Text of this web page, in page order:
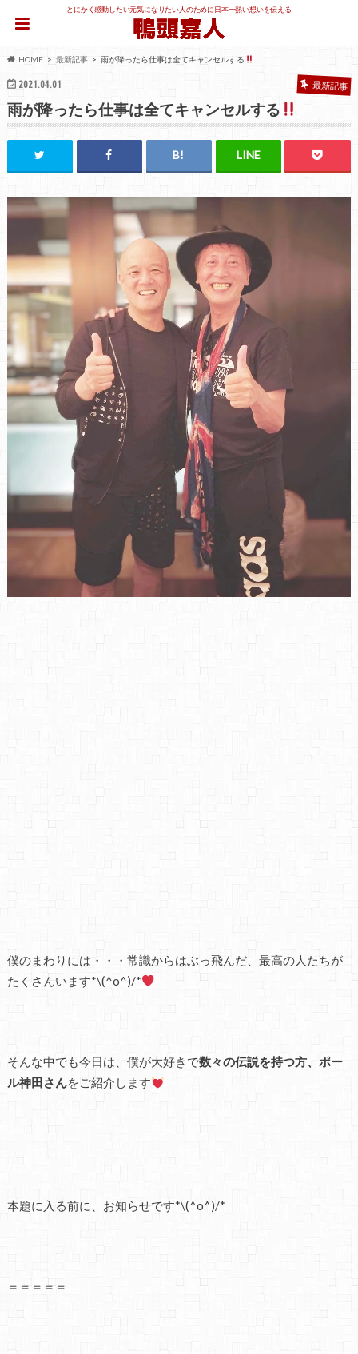
とにかく感動したい元気になりたい人のために日本一熱い想いを伝える
HOME 最新記事 雨が降ったら仕事は全てキャンセルする
2021.04.01 最新記事
雨が降ったら仕事は全てキャンセルする
僕のまわりには・・・常識からはぶっ飛んだ、最高の人たちが
たくさんいます*\(^o^)/*
そんな中でも今日は、僕が大好きで数々の伝説を持つ方、ポー
ル神田さんをご紹介します
本題に入る前に、お知らせです*\(^o^)/*
＝＝＝＝＝